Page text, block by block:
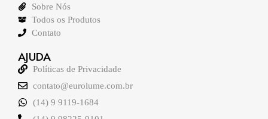
Sobre Nós
Todos os Produtos
Contato
AJUDA
Políticas de Privacidade
contato@eurolume.com.br
(14) 9 9119-1684